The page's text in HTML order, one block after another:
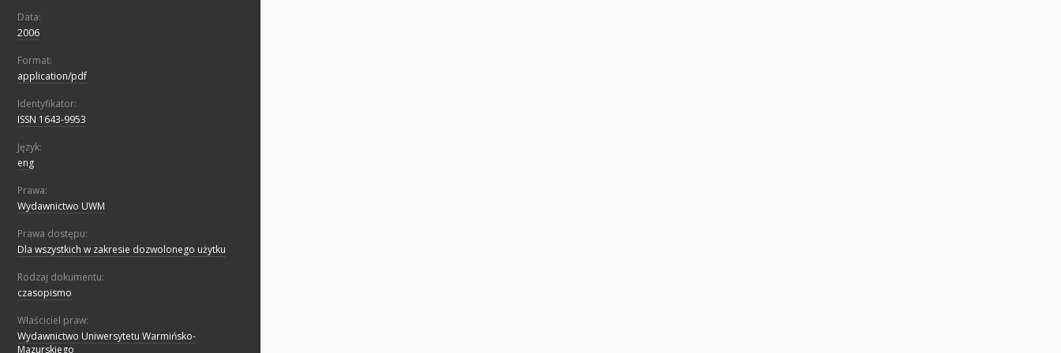
Data:
2006
Format:
application/pdf
Identyfikator:
ISSN 1643-9953
Język:
eng
Prawa:
Wydawnictwo UWM
Prawa dostępu:
Dla wszystkich w zakresie dozwolonego użytku
Rodzaj dokumentu:
czasopismo
Właściciel praw:
Wydawnictwo Uniwersytetu Warmińsko-
Mazurskiego